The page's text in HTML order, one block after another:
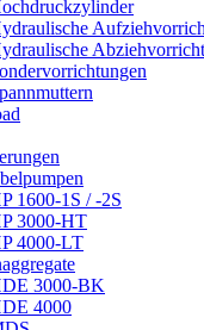
1600-1S / -2S
3000-HT
4000-LT
3000-BK
4000